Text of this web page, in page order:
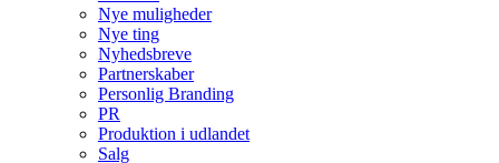
Nye muligheder
Nye ting
Nyhedsbreve
Partnerskaber
Personlig Branding
PR
Produktion i udlandet
Salg